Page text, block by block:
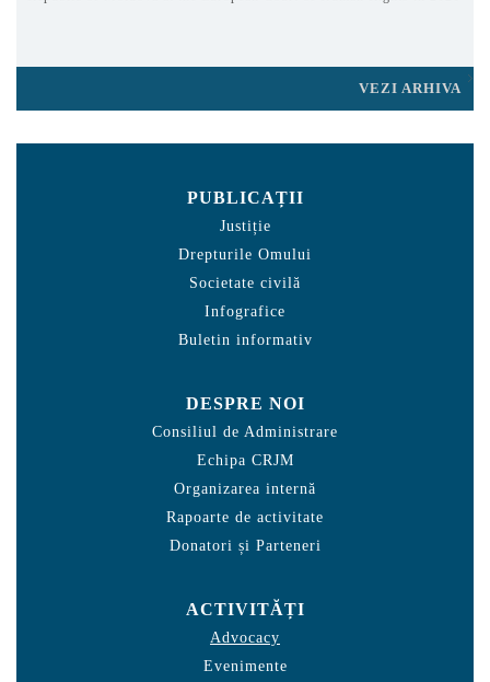
VEZI ARHIVA
PUBLICAȚII
Justiție
Drepturile Omului
Societate civilă
Infografice
Buletin informativ
DESPRE NOI
Consiliul de Administrare
Echipa CRJM
Organizarea internă
Rapoarte de activitate
Donatori și Parteneri
ACTIVITĂȚI
Advocacy
Evenimente